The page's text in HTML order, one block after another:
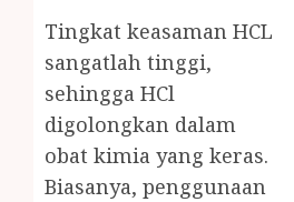
Tingkat keasaman HCL
sangatlah tinggi,
sehingga HCl
digolongkan dalam
obat kimia yang keras.
Biasanya, penggunaan